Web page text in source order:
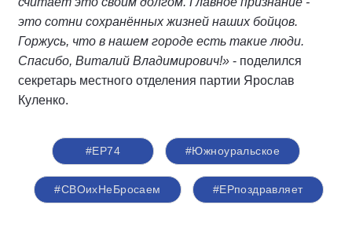
это сотни сохранённых жизней наших бойцов.
Горжусь, что в нашем городе есть такие люди.
Спасибо, Виталий Владимирович!» - поделился
секретарь местного отделения партии Ярослав
Куленко.
#ЕР74 #Южноуральское
#СВОихНеБросаем #ЕРпоздравляет